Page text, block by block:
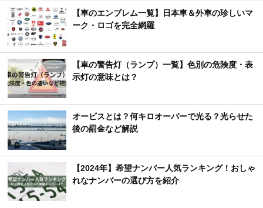
【車のエンブレム一覧】日本車＆外車の珍しいマ
ーク・ロゴを完全網羅
【車の警告灯（ランプ）一覧】色別の危険度・表
示灯の意味とは？
オービスとは？何キロオーバーで光る？光らせた
後の罰金など解説
【2024年】希望ナンバー人気ランキング！おしゃ
れなナンバーの選び方を紹介